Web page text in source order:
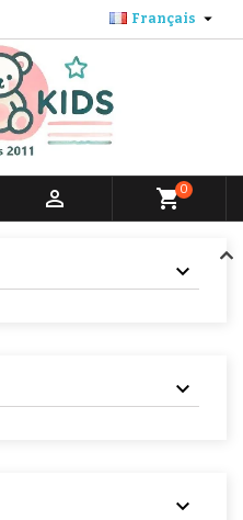
Français 
 shopping_cart0